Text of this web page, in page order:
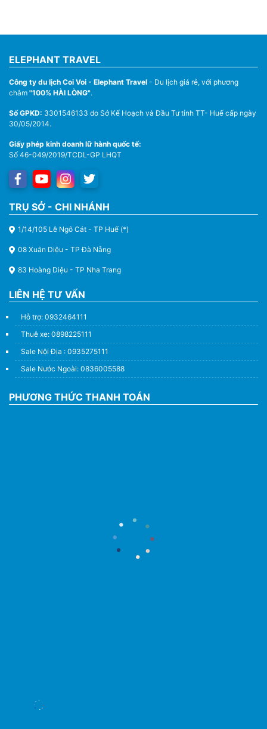
ELEPHANT TRAVEL
Công ty du lịch Coi Voi - Elephant Travel - Du lịch giá rẻ, với phương
châm "100% HÀI LÒNG".
Số GPKD: 3301546133 do Sở Kế Hoạch và Đầu Tư tỉnh TT- Huế cấp ngày
30/05/2014.
Giấy phép kinh doanh lữ hành quốc tế:
Số 46-049/2019/TCDL-GP LHQT
TRỤ SỞ - CHI NHÁNH
1/14/105 Lê Ngô Cát - TP Huế (*)
08 Xuân Diệu - TP Đà Nẵng
83 Hoàng Diệu - TP Nha Trang
LIÊN HỆ TƯ VẤN
Hỗ trợ: 0932464111
Thuê xe: 0898225111
Sale Nội Địa : 0935275111
Sale Nước Ngoài: 0836005588
PHƯƠNG THỨC THANH TOÁN